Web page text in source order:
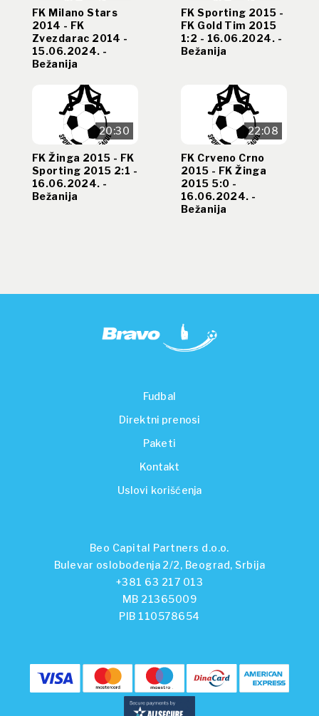
FK Milano Stars
2014 - FK
Zvezdarac 2014 -
15.06.2024. -
Bežanija
FK Sporting 2015 -
FK Gold Tim 2015
1:2 - 16.06.2024. -
Bežanija
20:30
FK Žinga 2015 - FK
Sporting 2015 2:1 -
16.06.2024. -
Bežanija
22:08
FK Crveno Crno
2015 - FK Žinga
2015 5:0 -
16.06.2024. -
Bežanija
Fudbal
Direktni prenosi
Paketi
Kontakt
Uslovi korišćenja
Beo Capital Partners d.o.o.
Bulevar oslobođenja 2/2, Beograd, Srbija
+381 63 217 013
MB 21365009
PIB 110578654